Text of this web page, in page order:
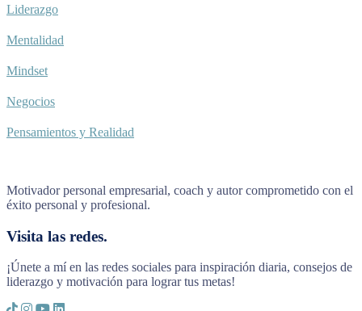
Liderazgo
Mentalidad
Mindset
Negocios
Pensamientos y Realidad
Motivador personal empresarial, coach y autor comprometido con el
éxito personal y profesional.
Visita las redes.
¡Únete a mí en las redes sociales para inspiración diaria, consejos de
liderazgo y motivación para lograr tus metas!